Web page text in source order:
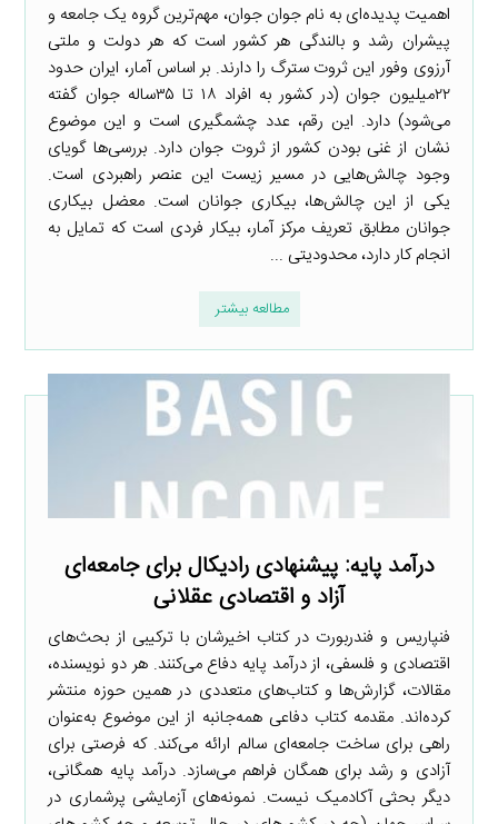
اهمیت پدیده‌ای به نام جوان جوان، مهم‌ترین گروه یک جامعه و
پیشران رشد و بالندگی هر کشور است که هر دولت و ملتی
آرزوی وفور این ثروت سترگ را دارند. بر اساس آمار، ایران حدود
۲۲میلیون جوان (در کشور به افراد ۱۸ تا ۳۵ساله جوان گفته
می‌شود) دارد. این رقم، عدد چشمگیری است و این موضوع
نشان از غنی بودن کشور از ثروت جوان دارد. بررسی‌ها گویای
وجود چالش‌هایی در مسیر زیست این عنصر راهبردی است.
یکی از این چالش‌ها، بیکاری جوانان است. معضل بیکاری
جوانان مطابق تعریف مرکز آمار، بیکار فردی است که تمایل به
انجام کار دارد، محدودیتی ...
مطالعه بیشتر
درآمد پایه: پیشنهادی رادیکال برای جامعه­‌ای
آزاد و اقتصادی عقلانی
فن­پاریس و فن­دربورت در کتاب اخیرشان با ترکیبی از بحث­‌های
اقتصادی و فلسفی، از درآمد پایه دفاع می­‌کنند. هر دو نویسنده،
مقالات، گزارش‌­ها و کتاب­‌های متعددی در همین حوزه منتشر
کرده‌­اند. مقدمه کتاب دفاعی همه­‌جانبه از این موضوع به‌عنوان
راهی برای ساخت جامعه‌­ای سالم ارائه می­‌کند. که فرصتی برای
آزادی و رشد برای همگان فراهم می­‌سازد. درآمد پایه همگانی،
دیگر بحثی آکادمیک نیست. نمونه­‌های آزمایشی پرشماری در